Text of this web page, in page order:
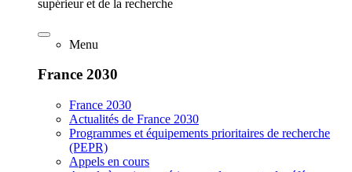
supérieur et de la recherche
Menu
France 2030
France 2030
Actualités de France 2030
Programmes et équipements prioritaires de recherche
(PEPR)
Appels en cours